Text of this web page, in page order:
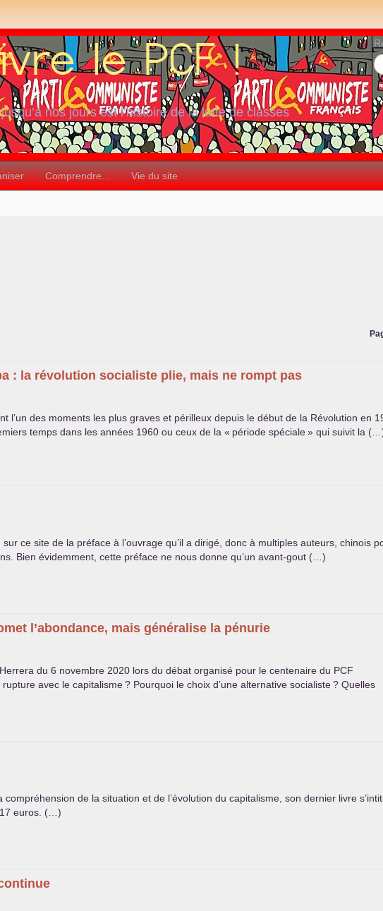
nos jours est l’histoire de la lutte de classes
Comprendre... Vie du site
: la révolution socialiste plie, mais ne rompt pas
des moments les plus graves et périlleux depuis le début de la Révolution en
temps dans les années 1960 ou ceux de la « période spéciale» qui suivit la
ce site de la préface à l’ouvrage qu’il a dirigé, donc à multiples auteurs, chinois
Bien évidemment, cette préface ne nous donne qu’un avant-gout (…)
l’abondance, mais généralise la pénurie
du 6 novembre 2020 lors du débat organisé pour le centenaire du PCF
avec le capitalisme? Pourquoi le choix d’une alternative socialiste? Quelles
de la situation et de l’évolution du capitalisme, son dernier livre
euros. (…)